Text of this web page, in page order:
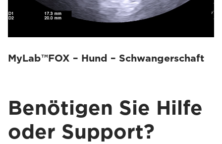
MyLab™FOX – Hund – Schwangerschaft
Benötigen Sie Hilfe
oder Support?